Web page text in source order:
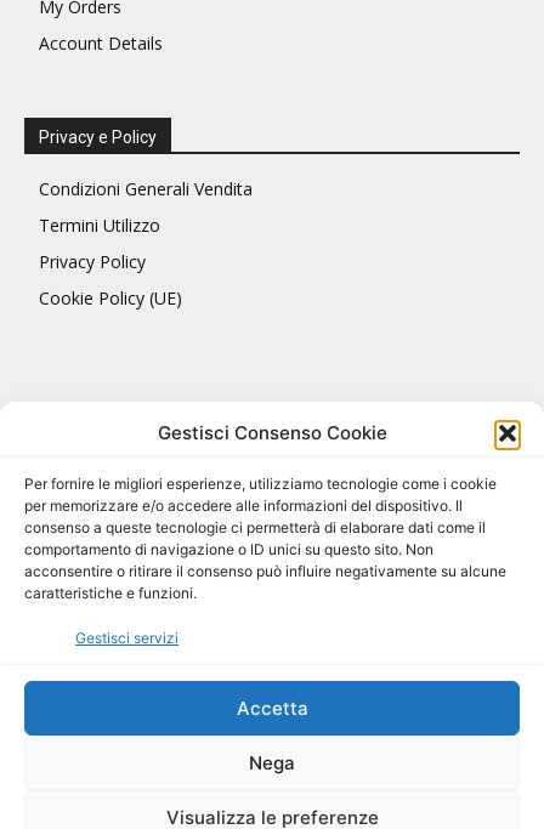
Gestisci Consenso Cookie
Per fornire le migliori esperienze, utilizziamo tecnologie come i cookie
per memorizzare e/o accedere alle informazioni del dispositivo. Il
consenso a queste tecnologie ci permetterà di elaborare dati come il
comportamento di navigazione o ID unici su questo sito. Non
acconsentire o ritirare il consenso può influire negativamente su alcune
caratteristiche e funzioni.
Gestisci servizi
Accetta
Nega
Visualizza le preferenze
My Orders
Account Details
Privacy e Policy
Condizioni Generali Vendita
Termini Utilizzo
Privacy Policy
Cookie Policy (UE)